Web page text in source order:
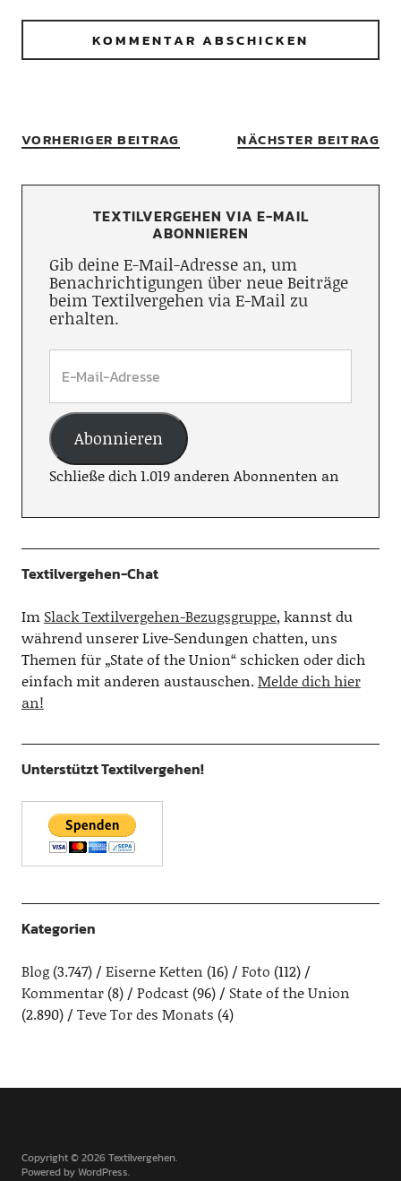
VORHERIGER BEITRAG NÄCHSTER BEITRAG
TEXTILVERGEHEN VIA E-MAIL
ABONNIEREN
Gib deine E-Mail-Adresse an, um
Benachrichtigungen über neue Beiträge
beim Textilvergehen via E-Mail zu
erhalten.
Abonnieren
Schließe dich 1.019 anderen Abonnenten an
Textilvergehen-Chat
Im Slack Textilvergehen-Bezugsgruppe, kannst du
während unserer Live-Sendungen chatten, uns
Themen für „State of the Union“ schicken oder dich
einfach mit anderen austauschen.Melde dich hier
an!
Unterstützt Textilvergehen!
Kategorien
Blog(3.747) Eiserne Ketten (16) Foto (112)
Kommentar(8) Podcast(96)
State of the Union
(2.890)
Teve Tor des Monats (4)
Copyright © 2026 Textilvergehen
Powered byWordPress